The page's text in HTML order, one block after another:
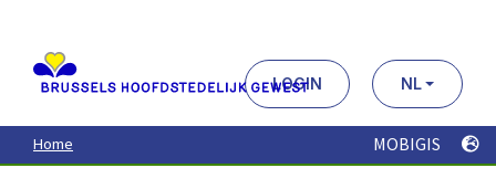
contenu
principal
LOGIN NL
Home MOBIGIS